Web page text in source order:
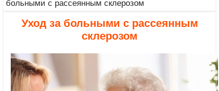
больными с рассеянным склерозом
Уход за больными с рассеянным
склерозом